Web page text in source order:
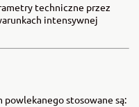
techniczne przez
intensywnej
stosowane są: